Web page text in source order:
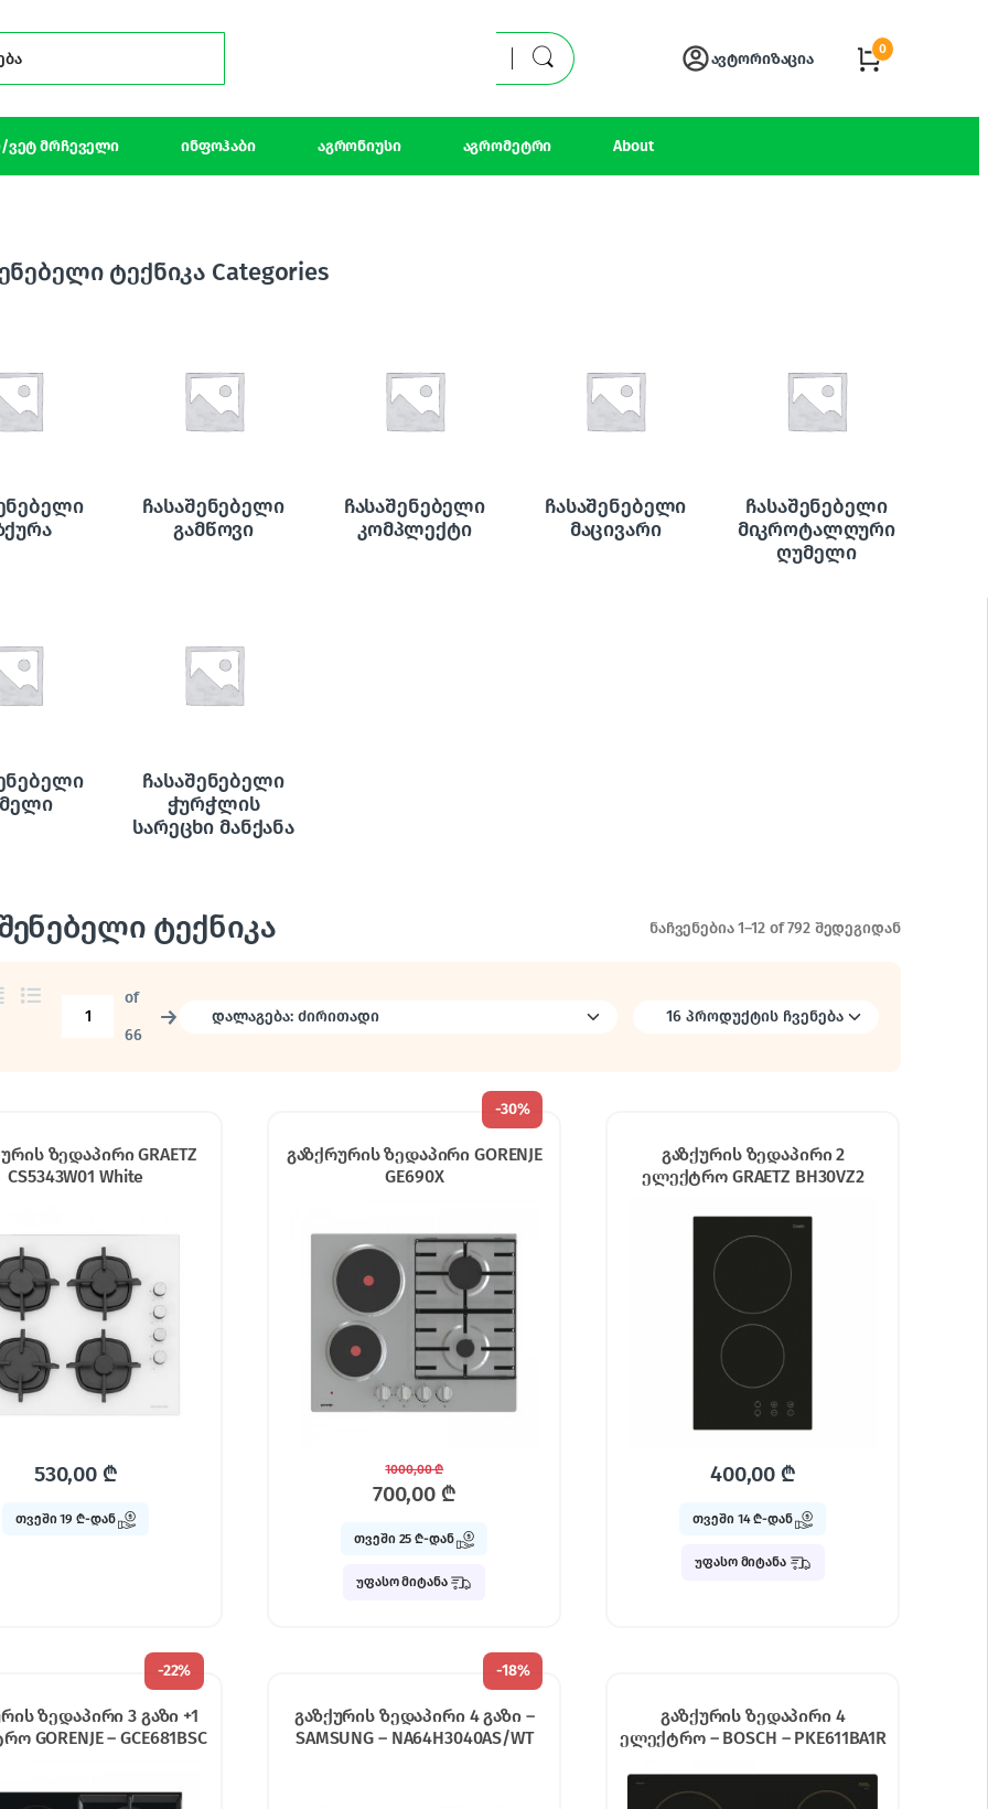
ავტორიზაცია
0
ვეტ მრჩეველი ინფოჰაბი აგრონიუსი აგრომეტრი About
ტექნიკა Categories
ჩასაშენებელი
გამწოვი
ჩასაშენებელი
კომპლექტი
ჩასაშენებელი
მაცივარი
ჩასაშენებელი
მიკროტალღური
ღუმელი
ჩასაშენებელი
ჭურჭლის
სარეცხი მანქანა
ტექნიკა ნაჩვენებია 1–12 of 792 შედეგიდან
of
66
→
ზედაპირი GRAETZ
CS5343W01 White
530,00 ₾
თვეში 19 ₾-დან
-30%
გაზქრურის ზედაპირი GORENJE
GE690X
700,00 ₾
1000,00₾
თვეში 25 ₾-დან
უფასო მიტანა
გაზქურის ზედაპირი 2
ელექტრო GRAETZ BH30VZ2
400,00₾
თვეში 14 ₾-დან
უფასო მიტანა
-22%
ზედაპირი 3 გაზი +1
GORENJE – GCE681BSC
-18%
გაზქურის ზედაპირი 4 გაზი –
SAMSUNG – NA64H3040AS/WT
გაზქურის ზედაპირი 4
ელექტრო – BOSCH – PKE611BA1R